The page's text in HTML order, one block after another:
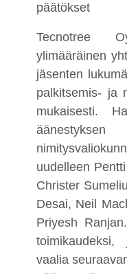
päätökset
Tecnotree
ylimääräinen
jäsenten
palkitsemis- ja
mukaisesti.
uudelleen
Christer
Desai, Neil
Priyesh
vaalia